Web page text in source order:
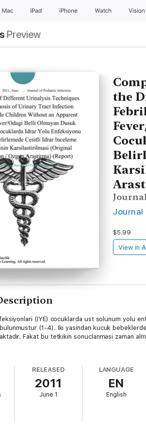
Mac iPad iPhone Watch Vision
Preview
the
$5.99
View in
(IYE) cocuklarda ust solunum yolu
(1-4). Iki yasindan kucuk
Fakat bu tetkikin sonuclanmasi zaman
RELEASED
2011
June 1
LANGUAGE
EN
English